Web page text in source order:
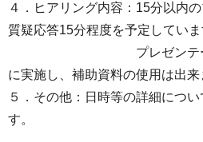
４．ヒアリング内容：15分以内
質疑応答15分程度を予定していま
プレゼンテーショ
に実施し、補助資料の使用は出来
５．その他：日時等の詳細につ
す。